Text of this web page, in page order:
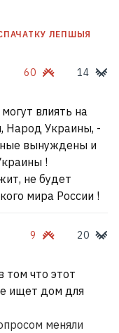
ЛЕПШЫЯ
60 14
влиять на
Народ Украины, -
вынуждены и
!
не будет
мира России !
9 20
том что этот
ищет дом для
меняли